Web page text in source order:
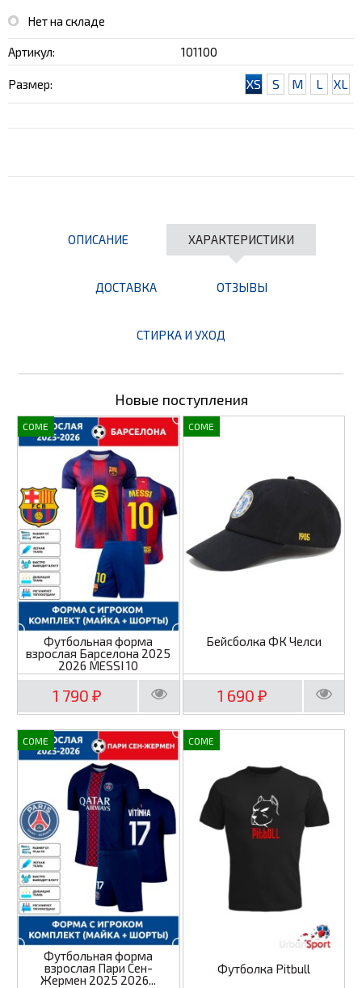
Нет на складе
Артикул: 101100
Размер: XS S M L XL
ОПИСАНИЕ ХАРАКТЕРИСТИКИ
ДОСТАВКА ОТЗЫВЫ
СТИРКА И УХОД
Новые поступления
COME
Футбольная форма
взрослая Барселона 2025
2026 MESSI 10
1 790₽
COME
Бейсболка ФК Челси
1 690₽
COME
Футбольная форма
взрослая Пари Сен-
Жермен 2025 2026...
COME
Футболка Pitbull